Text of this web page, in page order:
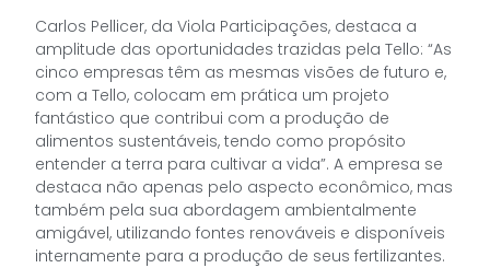
Carlos Pellicer, da Viola Participações, destaca a
amplitude das oportunidades trazidas pela Tello: “As
cinco empresas têm as mesmas visões de futuro e,
com a Tello, colocam em prática um projeto
fantástico que contribui com a produção de
alimentos sustentáveis, tendo como propósito
entender a terra para cultivar a vida”. A empresa se
destaca não apenas pelo aspecto econômico, mas
também pela sua abordagem ambientalmente
amigável, utilizando fontes renováveis e disponíveis
internamente para a produção de seus fertilizantes.